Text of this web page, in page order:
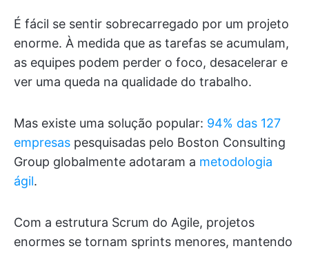
É fácil se sentir sobrecarregado por um projeto
enorme. À medida que as tarefas se acumulam,
as equipes podem perder o foco, desacelerar e
ver uma queda na qualidade do trabalho.
Mas existe uma solução popular: 94% das 127
empresas pesquisadas pelo Boston Consulting
Group globalmente adotaram a metodologia
ágil.
Com a estrutura Scrum do Agile, projetos
enormes se tornam sprints menores, mantendo